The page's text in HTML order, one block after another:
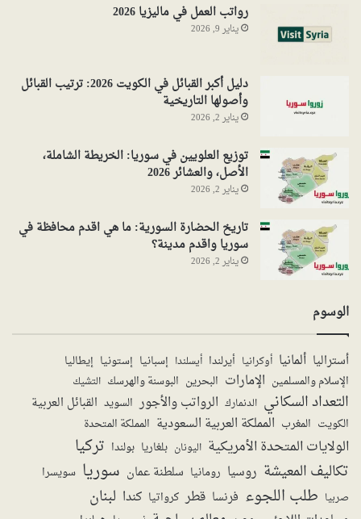
رواتب العمل في ماليزيا 2026
يناير 9, 2026
دليل أكبر القبائل في الكويت 2026: ترتيب القبائل
وأصولها التاريخية
يناير 2, 2026
توزيع العلويين في سوريا: الخريطة الشاملة،
الأصل، والعشائر 2026
يناير 2, 2026
تاريخ الحضارة السورية: ما هي اقدم محافظة في
سوريا واقدم مدينة؟
يناير 2, 2026
الوسوم
أستراليا ألمانيا أوكرانيا أيرلندا أيسلندا إسبانيا إستونيا إيطاليا
الإسلام والمسلمين الإمارات البحرين البوسنة والهرسك التشيك
التعداد السكاني الدنمارك الرواتب والأجور السويد القبائل العربية
الكويت المغرب المملكة العربية السعودية المملكة المتحدة
الولايات المتحدة الأمريكية اليونان بلغاريا بولندا تركيا
تكاليف المعيشة روسيا رومانيا سلطنة عمان سوريا سويسرا
صربيا طلب اللجوء فرنسا قطر كرواتيا كندا لبنان